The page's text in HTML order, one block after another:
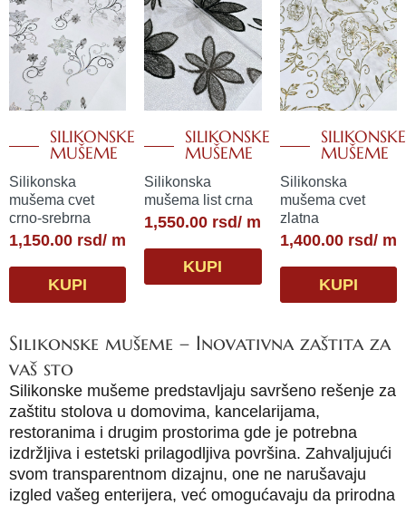
SILIKONSKE
MUŠEME
Silikonska
mušema cvet
crno-srebrna
1,150.00 rsd/ m
KUPI
SILIKONSKE
MUŠEME
Silikonska
mušema list crna
1,550.00 rsd/ m
KUPI
SILIKONSKE
MUŠEME
Silikonska
mušema cvet
zlatna
1,400.00rsd/ m
KUPI
Silikonske mušeme – Inovativna zaštita za
vaš sto
Silikonske mušeme predstavljaju savršeno rešenje za
zaštitu stolova u domovima, kancelarijama,
restoranima i drugim prostorima gde je potrebna
izdržljiva i estetski prilagodljiva površina. Zahvaljujući
svom transparentnom dizajnu, one ne narušavaju
izgled vašeg enterijera, već omogućavaju da prirodna